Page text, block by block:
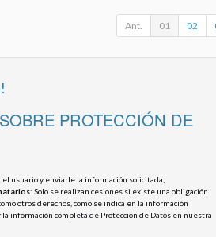
Ant. 01 02
PROTECCIÓN DE
usuario y enviarle la información solicitada;
: Solo se realizan cesiones si existe una obligación
otros derechos, como se indica en la información
información completa de Protección de Datos en nuestra